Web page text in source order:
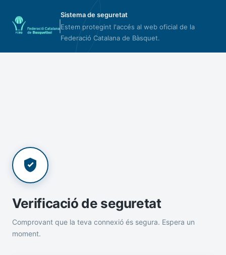
Sistema de seguretat
Estem protegint l'accés al web oficial de la
Federació Catalana de Bàsquet.
Verificació de seguretat
Comprovant que la teva connexió és segura. Espera un
moment.